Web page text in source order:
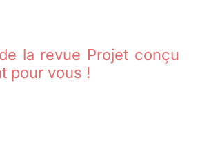
la revue Projet conçu
pour vous !